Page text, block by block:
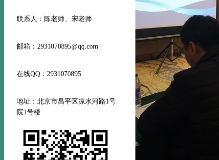
联系人：陈老师、宋老师
邮箱：2931070895@qq.com
在线QQ：2931070895
地址：北京市昌平区凉水河路1号
院1号楼